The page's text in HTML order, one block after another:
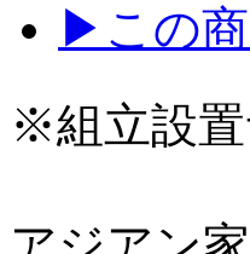
▶この
※組立設